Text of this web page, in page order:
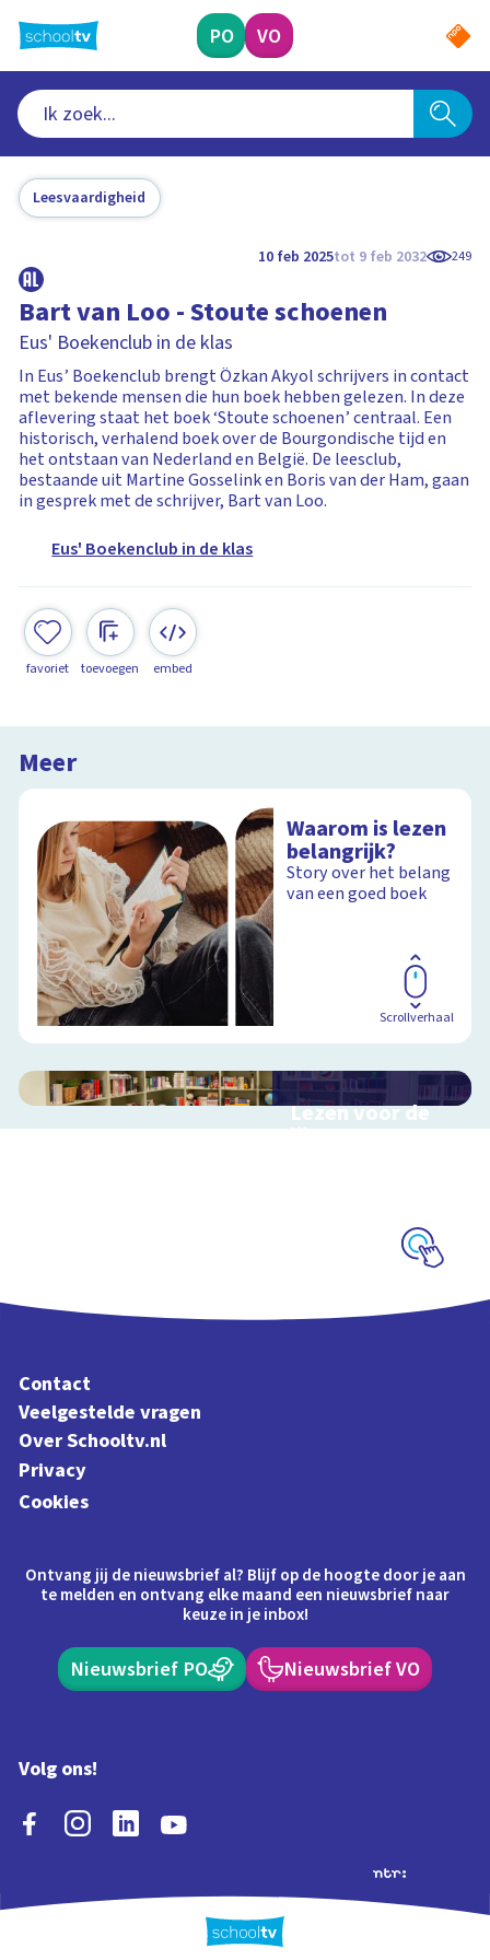
naar
hoofdinhoud
PO VO
Leesvaardigheid
10 feb 2025tot 9 feb 2032 249
Bart van Loo - Stoute schoenen
Eus' Boekenclub in de klas
In Eus’ Boekenclub brengt Özkan Akyol schrijvers in contact
met bekende mensen die hun boek hebben gelezen. In deze
aflevering staat het boek ‘Stoute schoenen’ centraal. Een
historisch, verhalend boek over de Bourgondische tijd en
het ontstaan van Nederland en België. De leesclub,
bestaande uit Martine Gosselink en Boris van der Ham, gaan
in gesprek met de schrijver, Bart van Loo.
Eus' Boekenclub in de klas
favoriet toevoegen embed
Meer
Waarom is lezen
belangrijk?
Story over het belang
van een goed boek
Scrollverhaal
Lezen voor de
lijst
Contact
Veelgestelde vragen
Over Schooltv.nl
Privacy
Cookies
Ontvang jij de nieuwsbrief al? Blijf op de hoogte door je aan
te melden en ontvang elke maand een nieuwsbrief naar
keuze in je inbox!
Nieuwsbrief PO Nieuwsbrief VO
Volg ons!